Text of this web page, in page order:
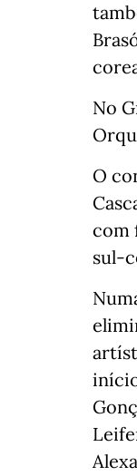
No
O
com
sul-